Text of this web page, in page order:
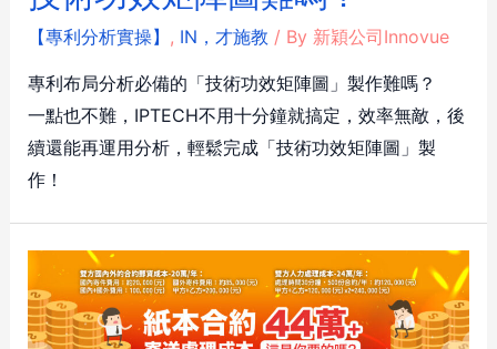
【專利分析實操】 , IN，才施教 / By 新穎公司Innovue
專利布局分析必備的「技術功效矩陣圖」製作難嗎？
一點也不難，IPTECH不用十分鐘就搞定，效率無敵，後
續還能再運用分析，輕鬆完成「技術功效矩陣圖」製
作！